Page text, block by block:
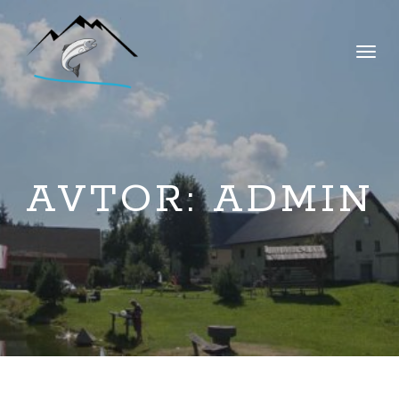
VKLOPI/
AVTOR:ADMIN